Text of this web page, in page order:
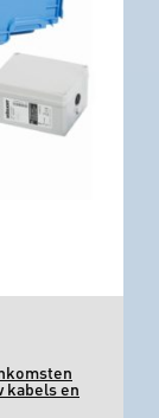
kabels en